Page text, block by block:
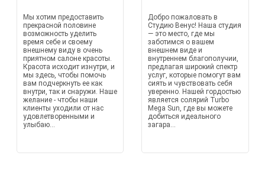
Мы хотим предоставить
прекрасной половине
возможность уделить
время себе и своему
внешнему виду в очень
приятном салоне красоты.
Красота исходит изнутри, и
мы здесь, чтобы помочь
вам подчеркнуть ее как
внутри, так и снаружи. Наше
желание - чтобы наши
клиенты уходили от нас
удовлетворенными и
улыбаю...
Добро пожаловать в
Студию Венус! Наша студия
— это место, где мы
заботимся о вашем
внешнем виде и
внутреннем благополучии,
предлагая широкий спектр
услуг, которые помогут вам
сиять и чувствовать себя
уверенно. Нашей гордостью
является солярий Turbo
Mega Sun, где вы можете
добиться идеального
загара...